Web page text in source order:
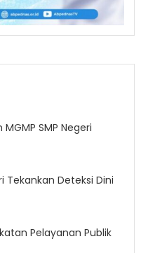
SMP Negeri
Tekankan Deteksi Dini
Pelayanan Publik